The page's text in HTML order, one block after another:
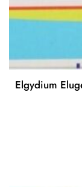
Elgydium